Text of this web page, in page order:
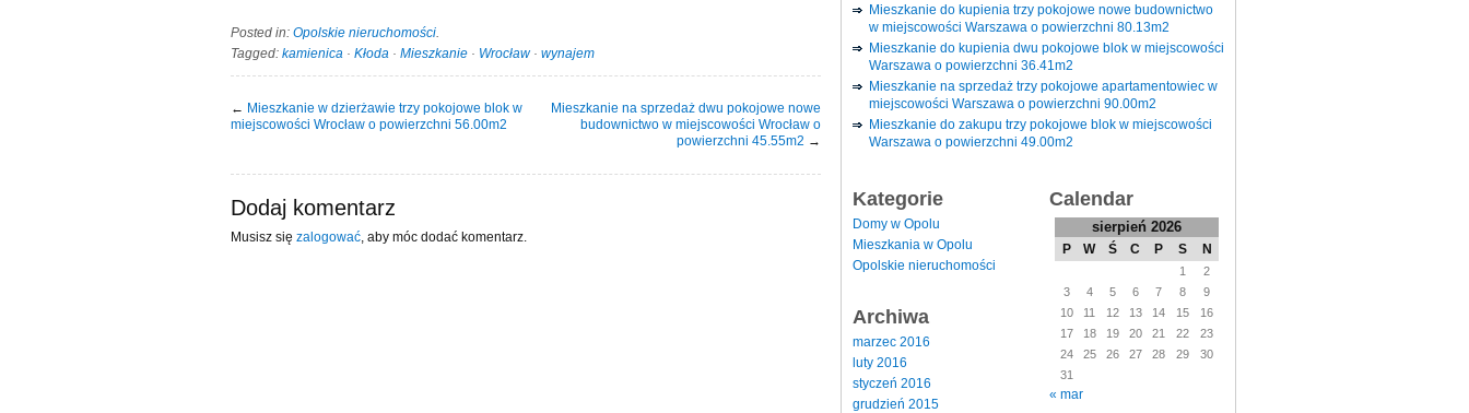
Posted in: Opolskie nieruchomości.
Tagged: kamienica · Kłoda · Mieszkanie · Wrocław· wynajem
← Mieszkanie w dzierżawie trzy pokojowe blok w
miejscowości Wrocław o powierzchni 56.00m2
Mieszkanie na sprzedaż dwu pokojowe nowe
budownictwo w miejscowości Wrocław o
powierzchni 45.55m2 →
Dodaj komentarz
Musisz się zalogować , aby móc dodać komentarz.
Mieszkanie do kupienia trzy pokojowe nowe budownictwo
w miejscowości Warszawa o powierzchni 80.13m2
Mieszkanie do kupienia dwu pokojowe blok w miejscowości
Warszawa o powierzchni 36.41m2
Mieszkanie na sprzedaż trzy pokojowe apartamentowiec w
miejscowości Warszawa o powierzchni 90.00m2
Mieszkanie do zakupu trzy pokojowe blok w miejscowości
Warszawa o powierzchni 49.00m2
Kategorie
Domy w Opolu
Mieszkania w Opolu
Opolskie nieruchomości
Archiwa
marzec 2016
luty 2016
styczeń 2016
grudzień 2015
Calendar
sierpień 2026
P W Ś C P S N
1
2
3
4 5 6 7 8
9
10
11 12 13 14 15
16
17
18 19 20 21 22
23
24
25 26 27 28 29
30
31
« mar